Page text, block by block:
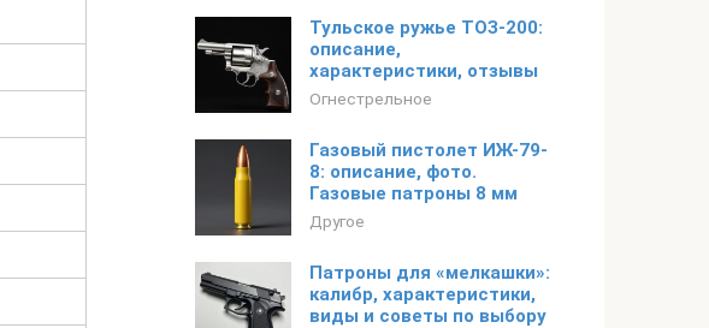
Тульское ружье ТОЗ-200:
описание,
характеристики, отзывы
Огнестрельное
Газовый пистолет ИЖ-79-
8: описание, фото.
Газовые патроны 8 мм
Другое
Патроны для «мелкашки»:
калибр, характеристики,
виды и советы по выбору